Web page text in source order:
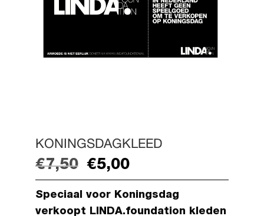
KONINGSDAGKLEED
€7,50 Oorspronkelijke
prijs
was:
€5,00Huidige
prijs
is:
Speciaal voor Koningsdag
verkoopt LINDA.foundation kleden